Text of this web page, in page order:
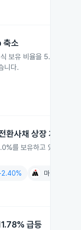
축소
보유 비율을 5.56%에
니다.
사채 상장 계획
를 보유하고 있으며,
2.40% 마그나 인터
급등